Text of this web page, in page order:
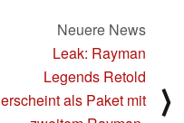
Neuere News
Leak: Rayman
Legends Retold
erscheint als Paket mit
⟩